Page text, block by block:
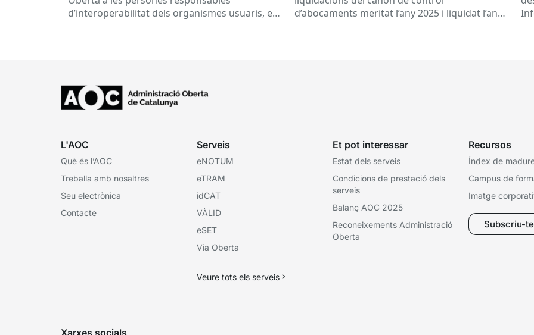
d’interoperabilitat dels organismes usuaris, es
d’abocaments meritat l’any 2025 i liquidat l’any
L'AOC
Què és l’AOC
Treballa amb nosaltres
Seu electrònica
Contacte
Serveis
eNOTUM
eTRAM
idCAT
VÀLID
eSET
Via Oberta
Veure tots els serveis
Et pot interessar
Estat dels serveis
Condicions de prestació dels
serveis
Balanç AOC 2025
Reconeixements Administració
Oberta
Recursos
Índex de
Campus de
Imatge
Subscriu-
Xarxes socials